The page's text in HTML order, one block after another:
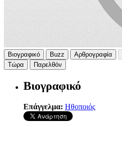
Βιογραφικό Buzz Αρθρογραφία
Τώρα
Παρελθόν
Βιογραφικό
Επάγγελμα: Ηθοποιός